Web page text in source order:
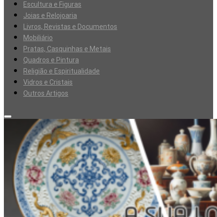
Escultura e Figuras
Joias e Relojoaria
Livros, Revistas e Documentos
Mobiliário
Pratas, Casquinhas e Metais
Quadros e Pintura
Religião e Espiritualidade
Vidros e Cristais
Outros Artigos